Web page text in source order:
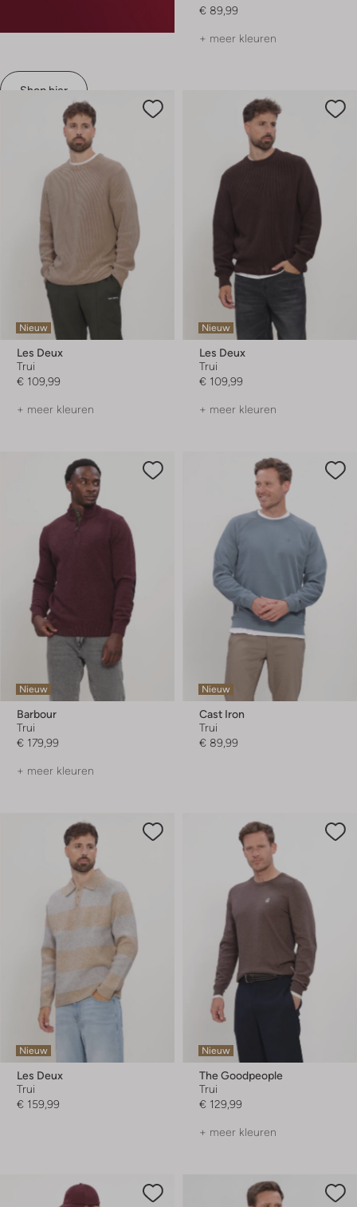
Shop hier
€ 89,99
+ meer kleuren
Nieuw
Les Deux
Trui
€ 109,99
+ meer kleuren
Nieuw
Les Deux
Trui
€ 109,99
+ meer kleuren
Nieuw
Barbour
Trui
€ 179,99
+ meer kleuren
Nieuw
Cast Iron
Trui
€ 89,99
Nieuw
Les Deux
Trui
€ 159,99
Nieuw
The Goodpeople
Trui
€ 129,99
+ meer kleuren